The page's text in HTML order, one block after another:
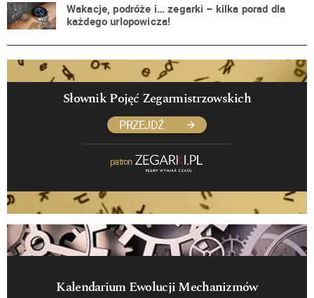
Wakacje, podróże i… zegarki – kilka porad dla
każdego urlopowicza!
Słownik Pojęć Zegarmistrzowskich
PRZEJDŹ
patron
Kalendarium Ewolucji Mechanizmów